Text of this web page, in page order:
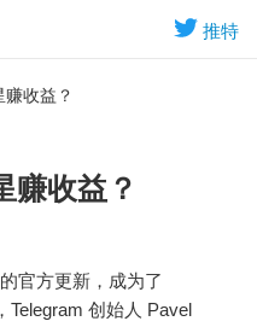
推特
收益？
赚收益？
官方更新，成为了
Telegram 创始人 Pavel